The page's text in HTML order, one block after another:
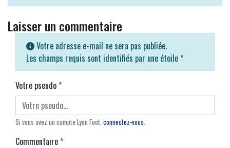
Laisser un commentaire
Votre adresse e-mail ne sera pas publiée.
Les champs requis sont identifiés par une étoile *
Votre pseudo*
Si vous avez un compte Lyon Foot, connectez-vous
Commentaire*